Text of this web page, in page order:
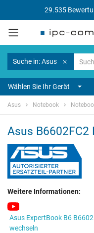
29.535
Suche in: Asus
Wählen Sie Ihr Gerät
Asus Notebook
Asus B6602FC2
Weitere Informationen:
Asus ExpertBook B6
wechseln